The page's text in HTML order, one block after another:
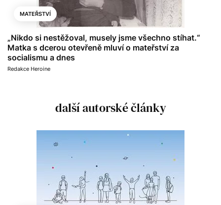
MATEŘSTVÍ
„Nikdo si nestěžoval, musely jsme všechno stíhat.“
Matka s dcerou otevřeně mluví o mateřství za
socialismu a dnes
Redakce Heroine
další autorské články